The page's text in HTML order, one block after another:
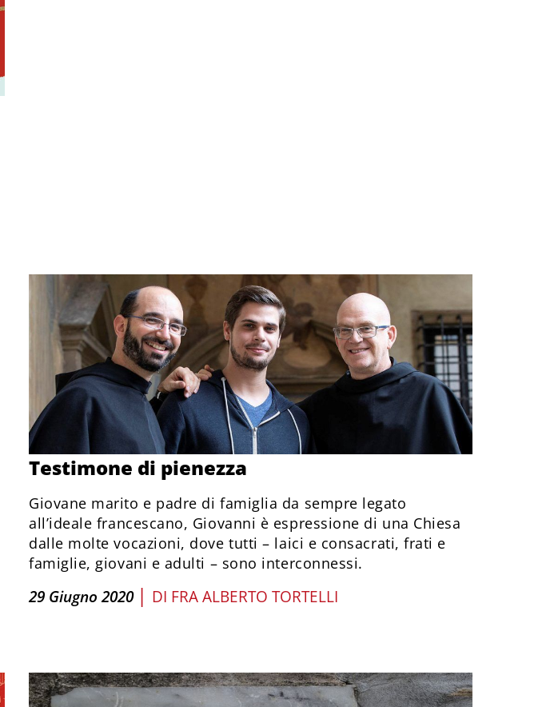
Testimone di pienezza
Giovane marito e padre di famiglia da sempre legato
all’ideale francescano, Giovanni è espressione di una Chiesa
dalle molte vocazioni, dove tutti – laici e consacrati, frati e
famiglie, giovani e adulti – sono interconnessi.
29 Giugno 2020 | DI FRA ALBERTO TORTELLI